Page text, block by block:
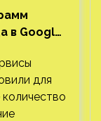
в Google
для